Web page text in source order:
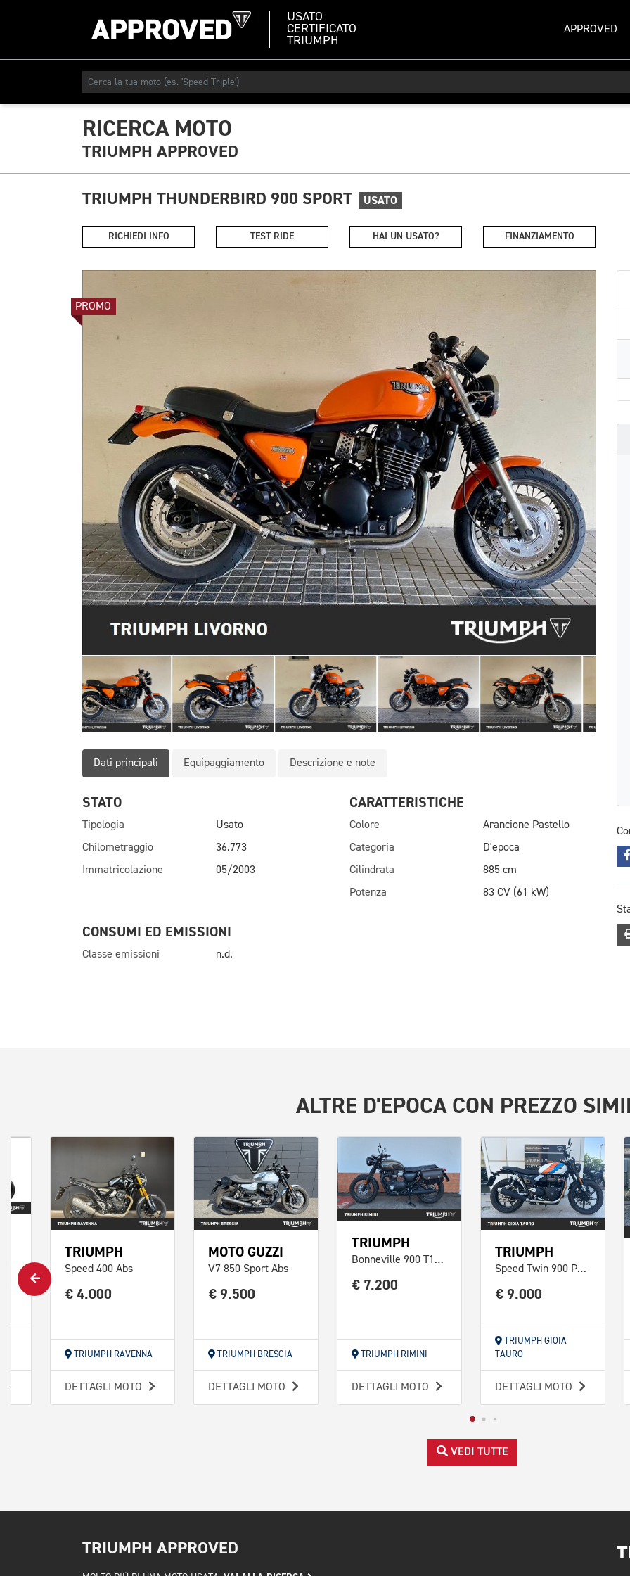
USATO
CERTIFICATO
TRIUMPH
APPROVED
RICERCA MOTO
TRIUMPH APPROVED
TRIUMPH THUNDERBIRD 900 SPORT USATO
RICHIEDI INFO TEST RIDE HAI UN USATO? FINANZIAMENTO
PROMO
Dati principali Equipaggiamento Descrizione e note
STATO
Tipologia
Usato
Chilometraggio
36.773
Immatricolazione
05/2003
CARATTERISTICHE
Colore
Arancione Pastello
Categoria
D'epoca
Cilindrata
885 cm
Potenza
83 CV (61 kW)
CONSUMI ED EMISSIONI
Classe emissioni n.d.
ALTRE D'EPOCACON PREZZO
TRIUMPH
Speed 400 Abs
€ 4.000
TRIUMPH RAVENNA
DETTAGLI MOTO
MOTO GUZZI
V7 850 Sport Abs
€ 9.500
TRIUMPH BRESCIA
DETTAGLI MOTO
TRIUMPH
Bonneville 900 T100 Black
€ 7.200
TRIUMPH RIMINI
DETTAGLI MOTO
TRIUMPH
Speed Twin 900 Pure White/Blue/Orange Abs
€ 9.000
TRIUMPH GIOIA
TAURO
DETTAGLI MOTO
VEDI TUTTE
TRIUMPH APPROVED